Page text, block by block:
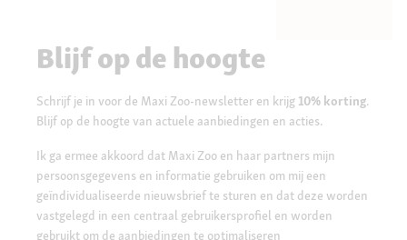
Blijf op de hoogte
Schrijf je in voor de Maxi Zoo-newsletter en krijg 10% korting.
Blijf op de hoogte van actuele aanbiedingen en acties.
Ik ga ermee akkoord dat Maxi Zoo en haar partners mijn
persoonsgegevens en informatie gebruiken om mij een
geïndividualiseerde nieuwsbrief te sturen en dat deze worden
vastgelegd in een centraal gebruikersprofiel en worden
gebruikt om de aanbiedingen te optimaliseren